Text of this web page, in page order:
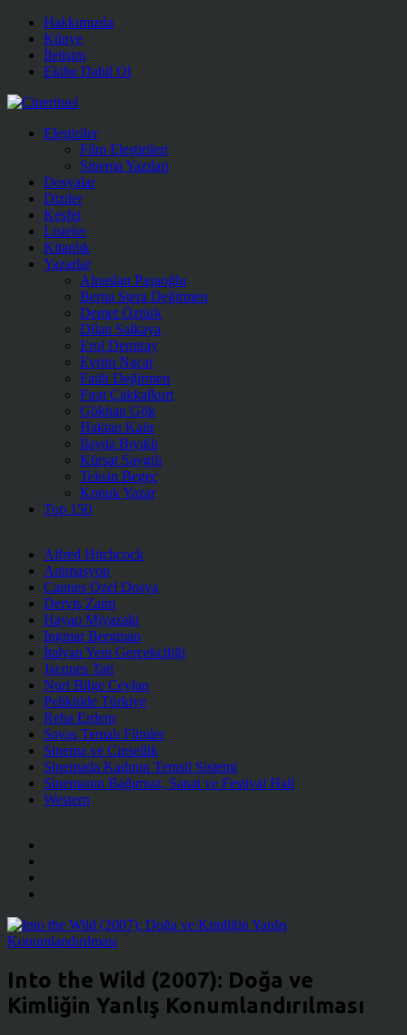
Hakkımızda
Künye
İletişim
Ekibe Dahil Ol
Eleştiriler
Film Eleştirileri
Sinema Yazıları
Dosyalar
Diziler
Keşfet
Listeler
Kitaplık
Yazarlar
Alpaslan Paşaoğlu
Berna Stera Değirmen
Demet Öztürk
Dilan Salkaya
Erol Demiray
Evrim Nacar
Fatih Değirmen
Fırat Çakkalkurt
Gökhan Gök
Haktan Kalır
İlayda Bıyıklı
Kürşat Saygılı
Teksin Begeç
Konuk Yazar
Top 150
Alfred Hitchcock
Animasyon
Cannes Özel Dosya
Derviş Zaim
Hayao Miyazaki
Ingmar Bergman
İtalyan Yeni Gerçekçiliği
Jacques Tati
Nuri Bilge Ceylan
Pelikülde Türkiye
Reha Erdem
Savaş Temalı Filmler
Sinema ve Cinsellik
Sinemada Kadının Temsil Sistemi
Sinemanın Bağımsız, Sanat ve Festival Hali
Western
Into the Wild (2007): Doğa ve
Kimliğin Yanlış Konumlandırılması